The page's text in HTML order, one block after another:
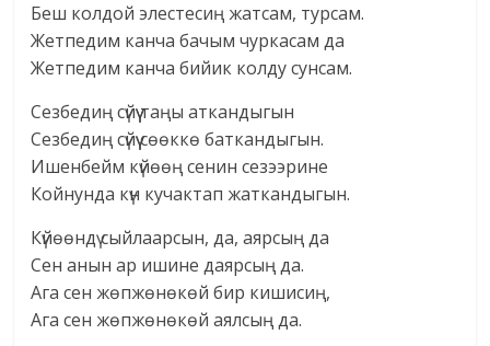
Беш колдой элестесиң жатсам, турсам.
Жетпедим канча бачым чуркасам да
Жетпедим канча бийик колду сунсам.
Сезбедиң сүйүү таңы аткандыгын
Сезбедиң сүйүү сөөккө баткандыгын.
Ишенбейм күйөөң сенин сезээрине
Койнунда күн кучактап жаткандыгын.
Күйөөндү сыйлаарсын, да, аярсың да
Сен анын ар ишине даярсың да.
Ага сен жөпжөнөкөй бир кишисиң,
Ага сен жөпжөнөкөй аялсың да.